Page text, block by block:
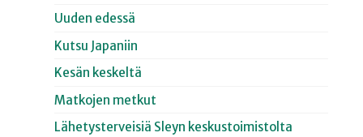
Uuden edessä
Kutsu Japaniin
Kesän keskeltä
Matkojen metkut
Lähetysterveisiä Sleyn keskustoimistolta